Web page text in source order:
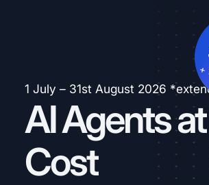
1 July – 31st August 2026
AI Agents
Cost